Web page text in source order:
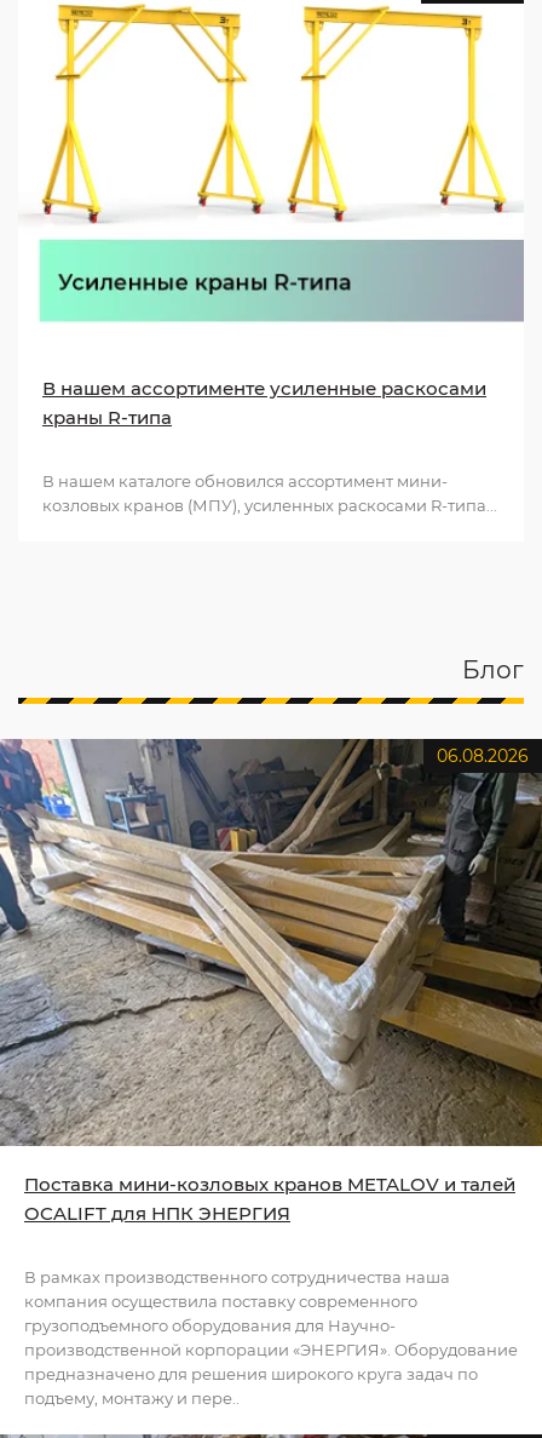
В нашем ассортименте усиленные раскосами
краны R-типа
В нашем каталоге обновился ассортимент мини-
козловых кранов (МПУ), усиленных раскосами R-типа...
Блог
06.08.2026
Поставка мини-козловых кранов METALOV и талей
OCALIFT для НПК ЭНЕРГИЯ
В рамках производственного сотрудничества наша
компания осуществила поставку современного
грузоподъемного оборудования для Научно-
производственной корпорации «ЭНЕРГИЯ». Оборудование
предназначено для решения широкого круга задач по
подъему, монтажу и пере..